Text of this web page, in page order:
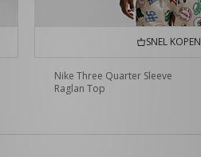
SNEL KOPEN
Nike Three Quarter Sleeve
Raglan Top